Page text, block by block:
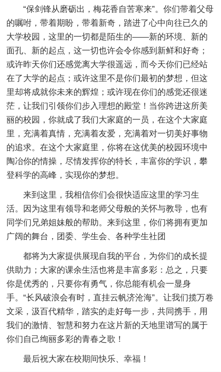
“保剑锋从磨砺出，梅花香自苦寒来”。你们带着父母
的嘱咐，带着期盼，带着新奇，踏进了心中向往已久的
大学校园，这里的一切都是陌生的——新的环境、新的
面孔、新的起点，这一切也许会令你感到新鲜和好奇；
或许昨天你们还感觉离大学很遥远，而今天你们已经站
在了大学的起点；或许这里不是你们最初的梦想，但这
里却将成就你未来的辉煌；或许现在你们的感觉还很迷
茫，让我们引领你们步入理想的殿堂！当你跨进这所美
丽的校园，你就成了我们大家庭的一员，在这个大家庭
里，充满着真情，充满着友爱，充满着对一切美好事物
的追求。在这个大家庭里，你将在这优美的校园环境中
陶冶你的情操，尽情发挥你的特长，丰富你的学识，攀
登科学的高峰，实现你的梦想。
来到这里，我相信你们会很快适应这里的学习生
活。因为这里有领导和老师父母般的关怀与教导，也有
同学们兄弟姐妹般的帮助。来到这里，你们将拥有更加
广阔的舞台，团委、学生会、各种学生社团
都将为大家提供展现自我的平台，为你们的成长提
供助力；大家的课余生活也将是丰富多彩：总之，只要
你是优秀的，只要你有勇气，你总能有机会一显身
手。“长风破浪会有时，直挂云帆济沧海”。让我们揽万卷
文采，汲百代精华，踏实的走好每一步，共同携手，用
我们的激情、智慧和努力在这片新的天地里谱写的属于
你们自己绚丽多彩的青春之歌！
最后祝大家在校期间快乐、幸福！